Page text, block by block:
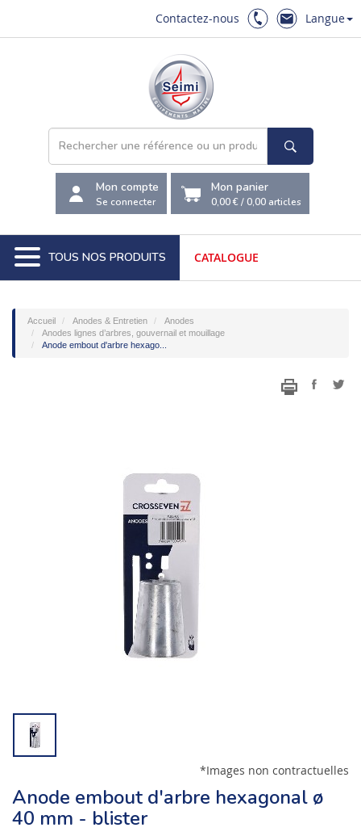
Contactez-nous Langue
Mon compte
Se connecter
Mon panier
0,00 €/0,00 articles
TOUS NOS PRODUITS CATALOGUE
Accueil Anodes & Entretien
Anodes
Anodes lignes d’arbres, gouvernail et mouillage
Anode embout d'arbre hexago...
*Images non contractuelles
Anode embout d'arbre hexagonal ø
40 mm - blister